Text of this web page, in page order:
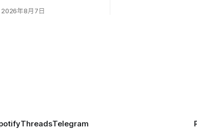
问题推向最高法院。联邦
2026年8月7日
ThreadsTelegram